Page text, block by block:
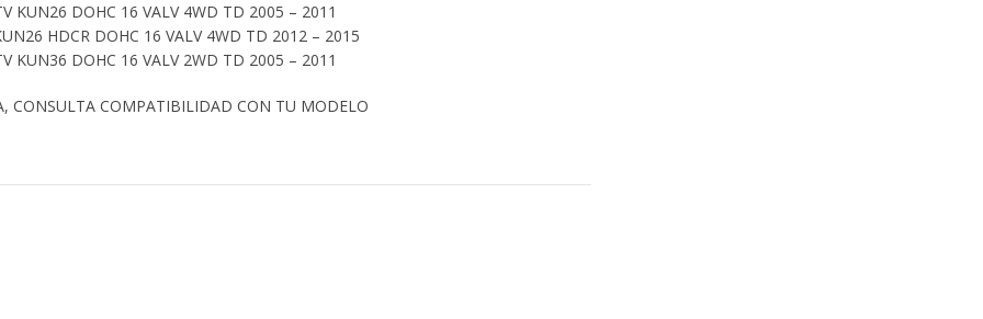
KUN26 DOHC 16 VALV 4WD TD 2005 – 2011
HDCR DOHC 16 VALV 4WD TD 2012 – 2015
KUN36 DOHC 16 VALV 2WD TD 2005 – 2011
CONSULTA COMPATIBILIDAD CON TU MODELO